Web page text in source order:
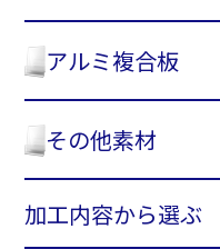
アルミ複合板
その他素材
加工内容から選ぶ